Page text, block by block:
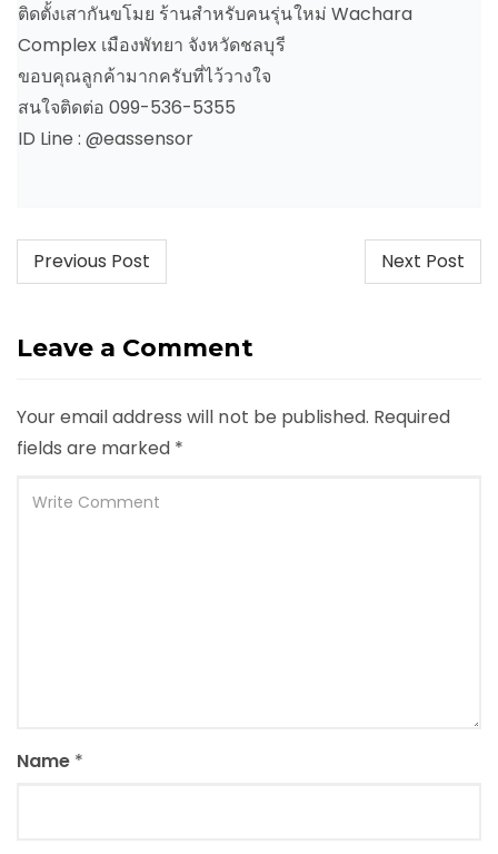
ติดตั้งเสากันขโมย ร้านสำหรับคนรุ่นใหม่ Wachara
Complex เมืองพัทยา จังหวัดชลบุรี
ขอบคุณลูกค้ามากครับที่ไว้วางใจ
สนใจติดต่อ 099-536-5355
ID Line : @eassensor
Post
Previous Post Next Post
Leave a Comment
Your email address will not be published. Required
fields are marked *
Name *